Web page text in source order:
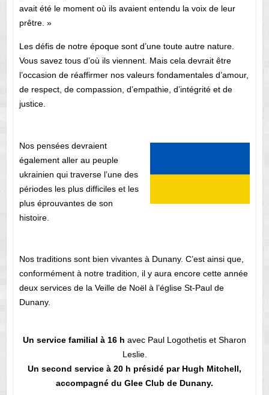
avait été le moment où ils avaient entendu la voix de leur
prêtre. »
Les défis de notre époque sont d’une toute autre nature.
Vous savez tous d’où ils viennent. Mais cela devrait être
l’occasion de réaffirmer nos valeurs fondamentales d’amour,
de respect, de compassion, d’empathie, d’intégrité et de
justice.
Nos pensées devraient
également aller au peuple
ukrainien qui traverse l’une des
périodes les plus difficiles et les
plus éprouvantes de son
histoire.
Nos traditions sont bien vivantes à Dunany. C’est ainsi que,
conformément à notre tradition, il y aura encore cette année
deux services de la Veille de Noël à l’église St-Paul de
Dunany.
Un service familial à 16 h avec Paul Logothetis et Sharon
Leslie.
Un second service à 20 h présidé par Hugh Mitchell,
accompagné du Glee Club de Dunany.